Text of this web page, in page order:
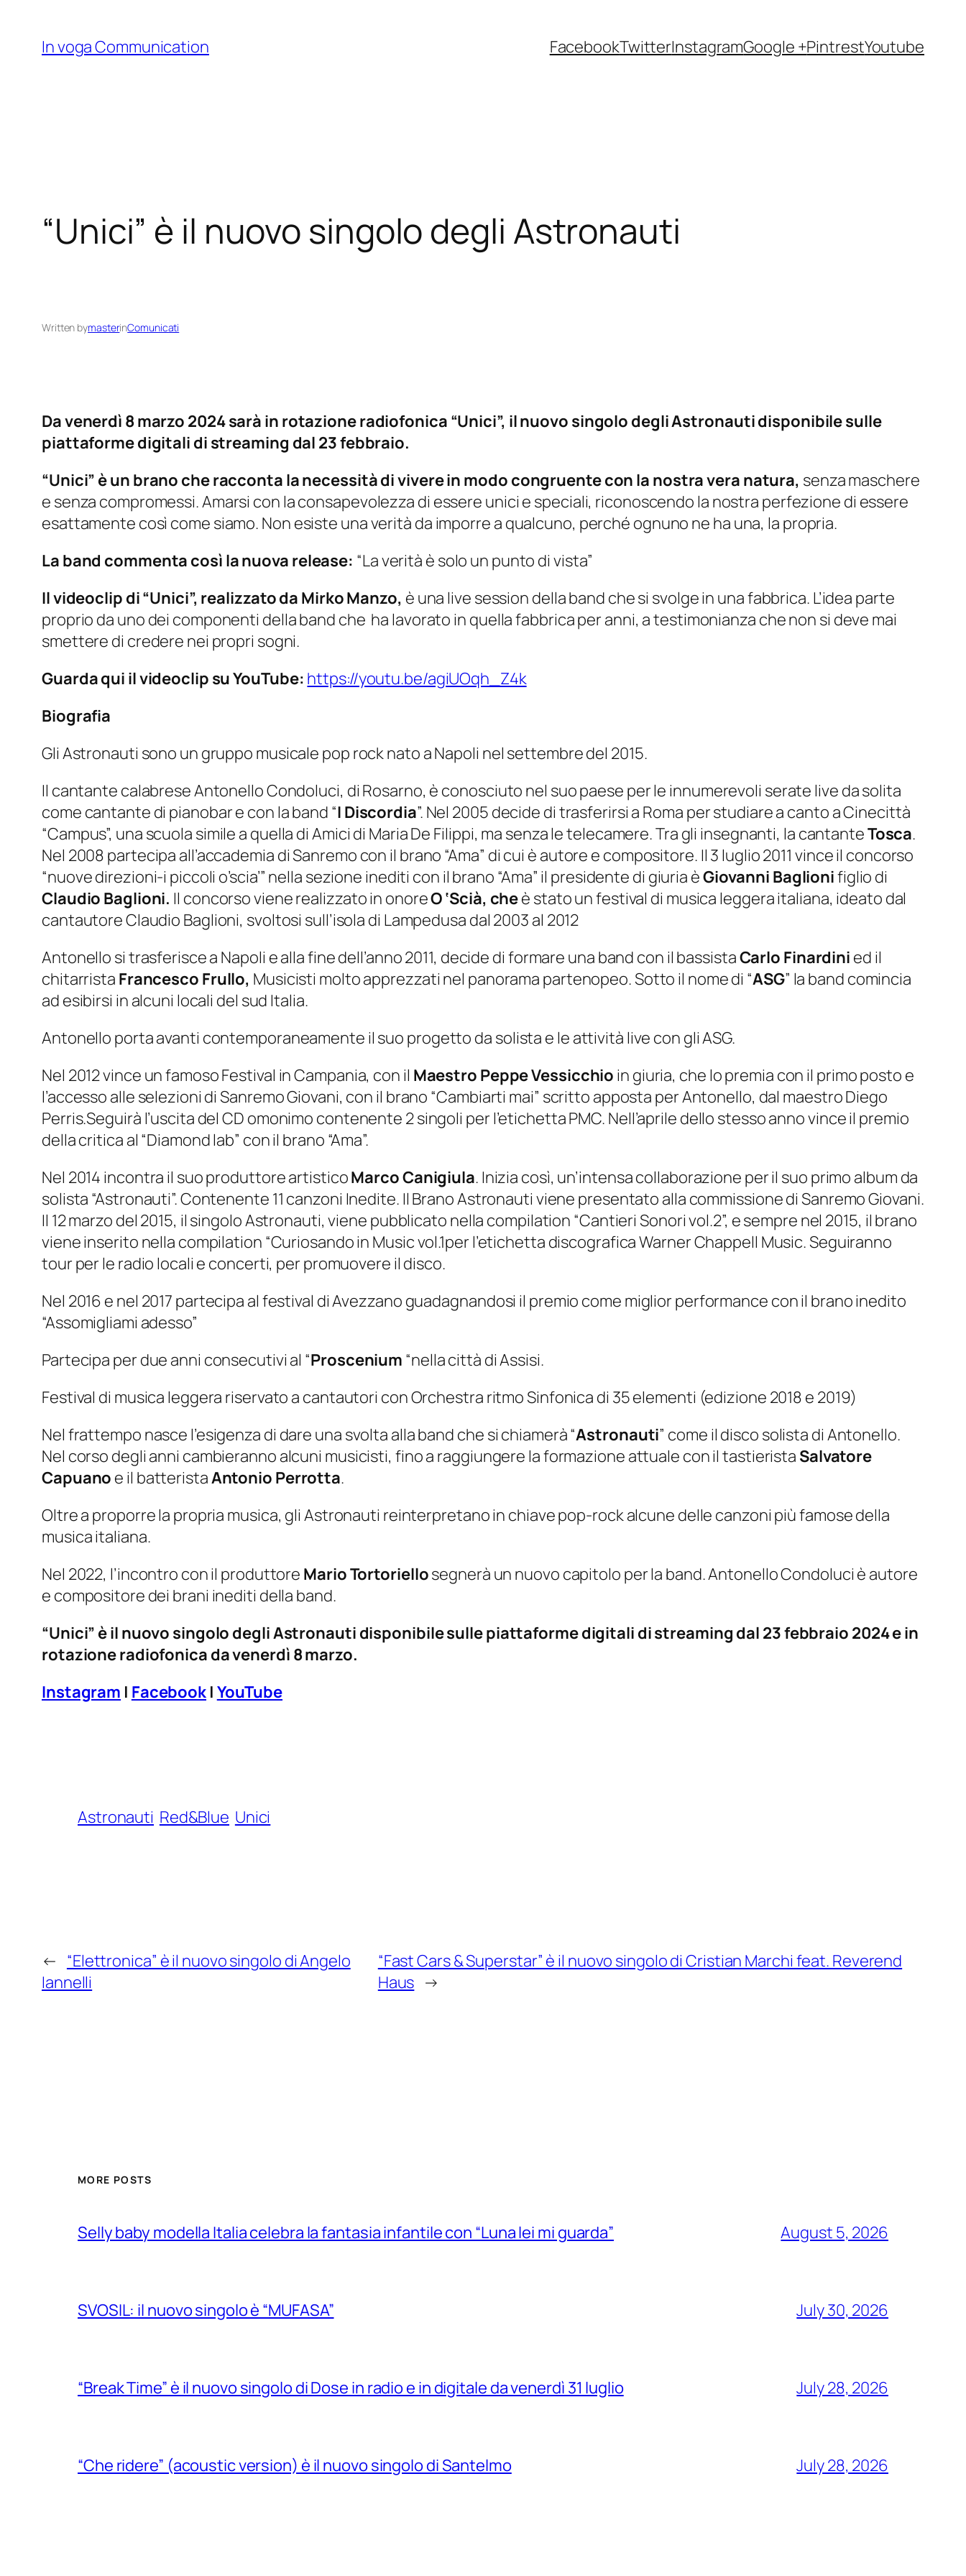
content
In voga Communication FacebookTwitterInstagramGoogle +PintrestYoutube
“Unici” è il nuovo singolo degli Astronauti
Written bymasterinComunicati
Da venerdì 8 marzo 2024 sarà in rotazione radiofonica “Unici”, il nuovo singolo degli Astronauti disponibile sulle
piattaforme digitali di streaming dal 23 febbraio.
“Unici” è un brano che racconta la necessità di vivere in modo congruente con la nostra vera natura, senza maschere
e senza compromessi. Amarsi con la consapevolezza di essere unici e speciali, riconoscendo la nostra perfezione di essere
esattamente così come siamo. Non esiste una verità da imporre a qualcuno, perché ognuno ne ha una, la propria.
La band commenta così la nuova release: “La verità è solo un punto di vista”
Il videoclip di “Unici”, realizzato da Mirko Manzo, è una live session della band che si svolge in una fabbrica. L’idea parte
proprio da uno dei componenti della band che ha lavorato in quella fabbrica per anni, a testimonianza che non si deve mai
smettere di credere nei propri sogni.
Guarda qui il videoclip su YouTube: https://youtu.be/agiUOqh_Z4k
Biografia
Gli Astronauti sono un gruppo musicale pop rock nato a Napoli nel settembre del 2015.
Il cantante calabrese Antonello Condoluci, di Rosarno, è conosciuto nel suo paese per le innumerevoli serate live da solita
come cantante di pianobar e con la band “I Discordia”. Nel 2005 decide di trasferirsi a Roma per studiare a canto a Cinecittà
“Campus”, una scuola simile a quella di Amici di Maria De Filippi, ma senza le telecamere. Tra gli insegnanti, la cantanteTosca.
Nel 2008 partecipa all’accademia di Sanremo con il brano “Ama” di cui è autore e compositore. Il 3 luglio 2011 vince il concorso
“nuove direzioni-i piccoli o’scia’” nella sezione inediti con il brano “Ama” il presidente di giuria èGiovanni Baglionifiglio di
Claudio Baglioni. Il concorso viene realizzato in onoreO ‘Scià, cheè stato un festival di musica leggera italiana, ideato dal
cantautore Claudio Baglioni, svoltosi sull’isola di Lampedusa dal 2003 al 2012
Antonello si trasferisce a Napoli e alla fine dell’anno 2011, decide di formare una band con il bassistaCarlo Finardini ed il
chitarrista Francesco Frullo, Musicisti molto apprezzati nel panorama partenopeo. Sotto il nome di “ASG” la band comincia
ad esibirsi in alcuni locali del sud Italia.
Antonello porta avanti contemporaneamente il suo progetto da solista e le attività live con gli ASG.
Nel 2012 vince un famoso Festival in Campania, con il Maestro Peppe Vessicchio in giuria, che lo premia con il primo posto e
l’accesso alle selezioni di Sanremo Giovani, con il brano “Cambiarti mai” scritto apposta per Antonello, dal maestro Diego
Perris.Seguirà l’uscita del CD omonimo contenente 2 singoli per l’etichetta PMC. Nell’aprile dello stesso anno vince il premio
della critica al “Diamond lab” con il brano “Ama”.
Nel 2014 incontra il suo produttore artisticoMarco Canigiula. Inizia così, un’intensa collaborazione per il suo primo album da
solista “Astronauti”. Contenente 11 canzoni Inedite. Il Brano Astronauti viene presentato alla commissione di Sanremo Giovani.
Il 12 marzo del 2015, il singolo Astronauti, viene pubblicato nella compilation “Cantieri Sonori vol.2”, e sempre nel 2015, il brano
viene inserito nella compilation “Curiosando in Music vol.1per l’etichetta discografica Warner Chappell Music. Seguiranno
tour per le radio locali e concerti, per promuovere il disco.
Nel 2016 e nel 2017 partecipa al festival di Avezzano guadagnandosi il premio come miglior performance con il brano inedito
“Assomigliami adesso”
Partecipa per due anni consecutivi al “Proscenium “nella città di Assisi.
Festival di musica leggera riservato a cantautori con Orchestra ritmo Sinfonica di 35 elementi (edizione 2018 e 2019)
Nel frattempo nasce l’esigenza di dare una svolta alla band che si chiamerà “Astronauti” come il disco solista di Antonello.
Nel corso degli anni cambieranno alcuni musicisti, fino a raggiungere la formazione attuale con il tastierista Salvatore
Capuano e il batteristaAntonio Perrotta.
Oltre a proporre la propria musica, gli Astronauti reinterpretano in chiave pop-rock alcune delle canzoni più famose della
musica italiana.
Nel 2022, l’incontro con il produttore Mario Tortoriellosegnerà un nuovo capitolo per la band. Antonello Condoluci è autore
e compositore dei brani inediti della band.
“Unici” è il nuovo singolo degli Astronauti disponibile sulle piattaforme digitali di streaming dal 23 febbraio 2024 e in
rotazione radiofonica da venerdì 8 marzo.
Instagram | Facebook | YouTube
Astronauti Red&Blue Unici
← “Elettronica” è il nuovo singolo di Angelo
Iannelli
“Fast Cars & Superstar” è il nuovo singolo di Cristian Marchi feat. Reverend
Haus →
MORE POSTS
Selly baby modella Italia celebra la fantasia infantile con “Luna lei mi guarda” August 5, 2026
SVOSIL: il nuovo singolo è “MUFASA” July 30, 2026
“Break Time” è il nuovo singolo di Dose in radio e in digitale da venerdì 31 luglio July 28, 2026
“Che ridere” (acoustic version) è il nuovo singolo di Santelmo July 28, 2026